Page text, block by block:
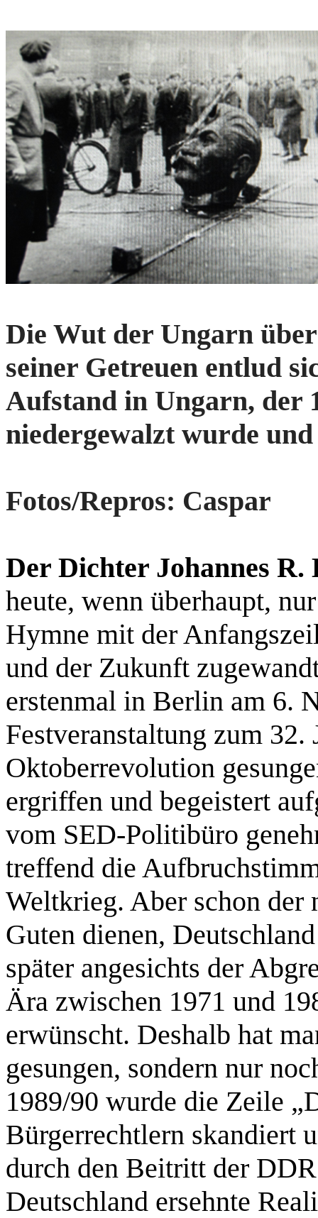
Die Wut der Ungarn
seiner Getreuen entlud
Aufstand in Ungarn, der
niedergewalzt wurde
Fotos/Repros: Caspar
Der Dichter Johannes R.
heute, wenn überhaupt,
Hymne mit der
und der Zukunft
erstenmal in Berlin am 6.
Festveranstaltung zum 32.
Oktoberrevolution
ergriffen und begeistert
vom SED-Politibüro
treffend die
Weltkrieg. Aber schon der
Guten dienen,
später angesichts der
Ära zwischen 1971 und
erwünscht. Deshalb hat
gesungen, sondern nur
1989/90 wurde die Zeile
Bürgerrechtlern skandiert
durch den Beitritt der
Deutschland ersehnte